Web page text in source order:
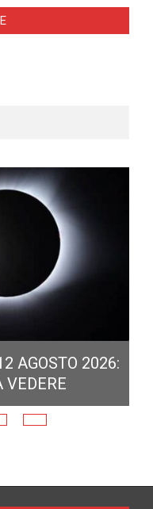
AGOSTO 2026:
VEDERE